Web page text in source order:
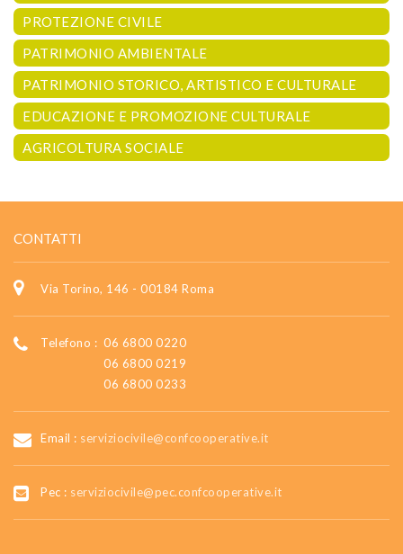
PROTEZIONE CIVILE
PATRIMONIO AMBIENTALE
PATRIMONIO STORICO, ARTISTICO E CULTURALE
EDUCAZIONE E PROMOZIONE CULTURALE
AGRICOLTURA SOCIALE
CONTATTI
Via Torino, 146 - 00184 Roma
Telefono : 06 6800 0220
06 6800 0219
06 6800 0233
Email : serviziocivile@confcooperative.it
Pec : serviziocivile@pec.confcooperative.it